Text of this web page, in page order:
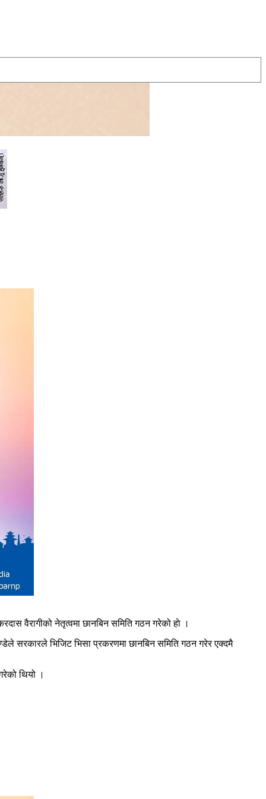
वैरागीको नेतृत्वमा छानबिन समिति गठन गरेको हाे ।
सरकारले भिजिट भिसा प्रकरणमा छानबिन समिति गठन गरेर एक्दमै
थियो ।